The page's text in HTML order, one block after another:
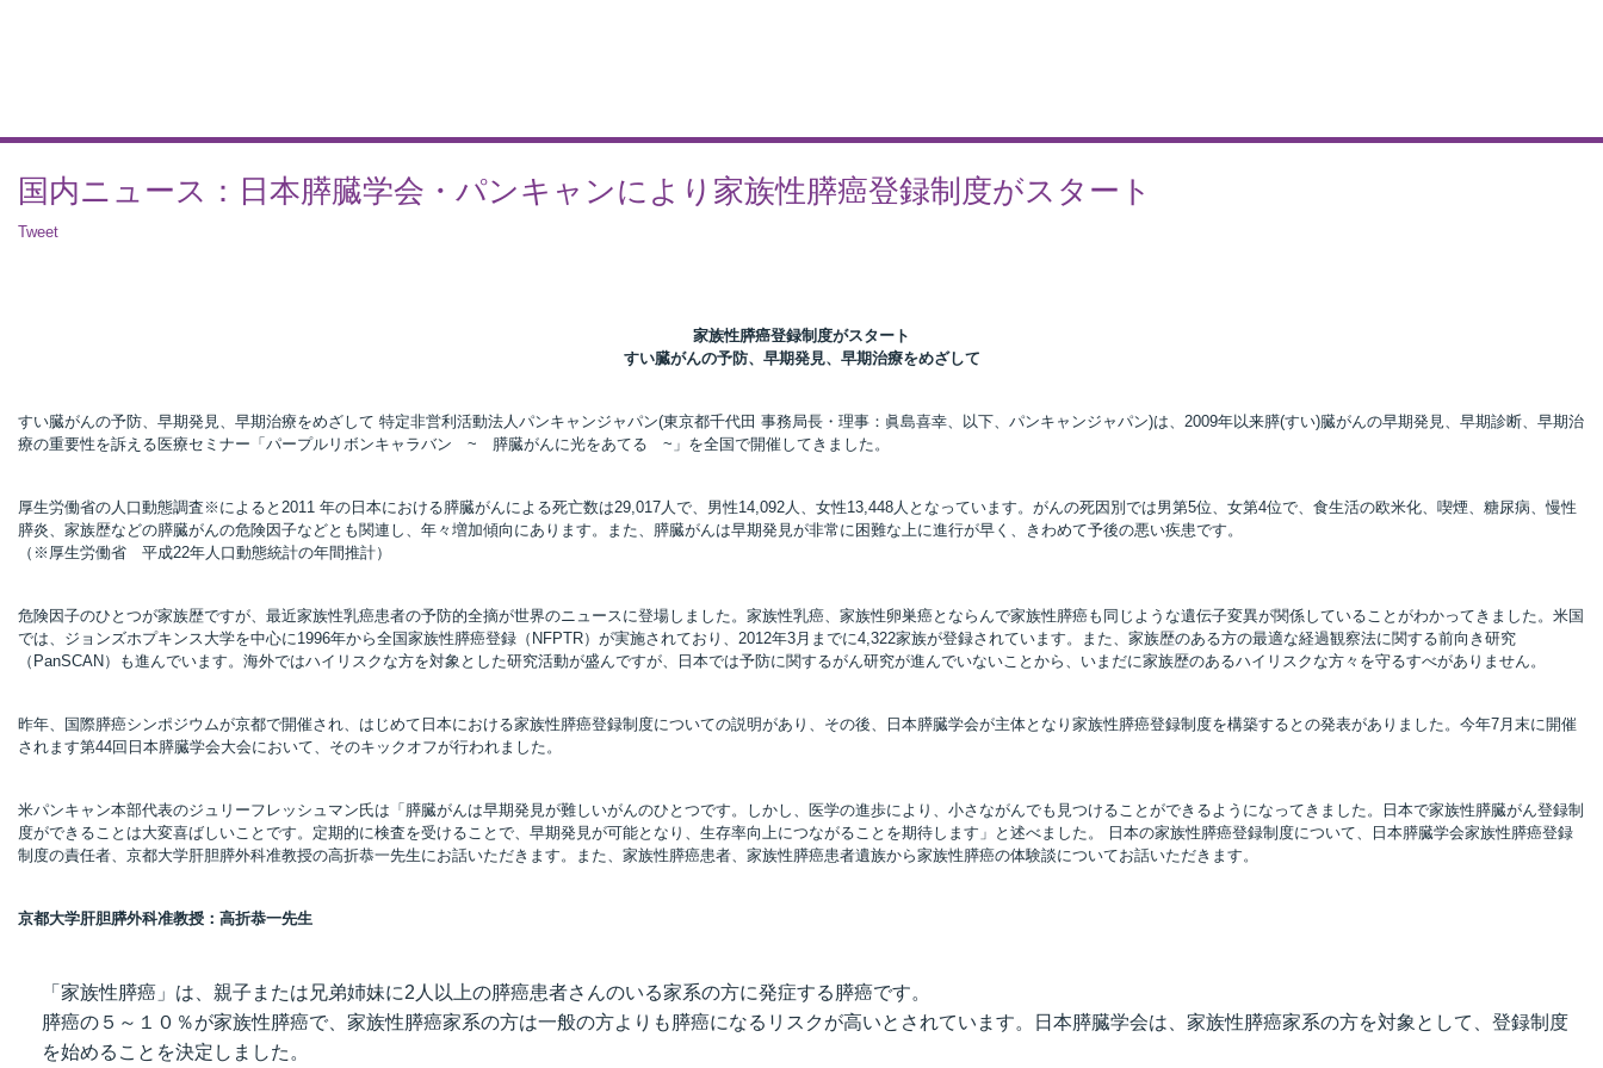
国内ニュース：日本膵臓学会・パンキャンにより家族性膵癌登録制度がスタート
Tweet
家族性膵癌登録制度がスタート
すい臓がんの予防、早期発見、早期治療をめざして
すい臓がんの予防、早期発見、早期治療をめざして 特定非営利活動法人パンキャンジャパン(東京都千代田 事務局長・理事：眞島喜幸、以下、パンキャンジャパン)は、2009年以来膵(すい)臓がんの早期発見、早期診断、早期治
療の重要性を訴える医療セミナー「パープルリボンキャラバン ~ 膵臓がんに光をあてる ~」を全国で開催してきました。
厚生労働省の人口動態調査※によると2011 年の日本における膵臓がんによる死亡数は29,017人で、男性14,092人、女性13,448人となっています。がんの死因別では男第5位、女第4位で、食生活の欧米化、喫煙、糖尿病、慢性
膵炎、家族歴などの膵臓がんの危険因子などとも関連し、年々増加傾向にあります。また、膵臓がんは早期発見が非常に困難な上に進行が早く、きわめて予後の悪い疾患です。
（※厚生労働省 平成22年人口動態統計の年間推計）
危険因子のひとつが家族歴ですが、最近家族性乳癌患者の予防的全摘が世界のニュースに登場しました。家族性乳癌、家族性卵巣癌とならんで家族性膵癌も同じような遺伝子変異が関係していることがわかってきました。米国
では、ジョンズホプキンス大学を中心に1996年から全国家族性膵癌登録（NFPTR）が実施されており、2012年3月までに4,322家族が登録されています。また、家族歴のある方の最適な経過観察法に関する前向き研究
（PanSCAN）も進んでいます。海外ではハイリスクな方を対象とした研究活動が盛んですが、日本では予防に関するがん研究が進んでいないことから、いまだに家族歴のあるハイリスクな方々を守るすべがありません。
昨年、国際膵癌シンポジウムが京都で開催され、はじめて日本における家族性膵癌登録制度についての説明があり、その後、日本膵臓学会が主体となり家族性膵癌登録制度を構築するとの発表がありました。今年7月末に開催
されます第44回日本膵臓学会大会において、そのキックオフが行われました。
米パンキャン本部代表のジュリーフレッシュマン氏は「膵臓がんは早期発見が難しいがんのひとつです。しかし、医学の進歩により、小さながんでも見つけることができるようになってきました。日本で家族性膵臓がん登録制
度ができることは大変喜ばしいことです。定期的に検査を受けることで、早期発見が可能となり、生存率向上につながることを期待します」と述べました。 日本の家族性膵癌登録制度について、日本膵臓学会家族性膵癌登録
制度の責任者、京都大学肝胆膵外科准教授の高折恭一先生にお話いただきます。また、家族性膵癌患者、家族性膵癌患者遺族から家族性膵癌の体験談についてお話いただきます。
京都大学肝胆膵外科准教授：高折恭一先生
「家族性膵癌」は、親子または兄弟姉妹に2人以上の膵癌患者さんのいる家系の方に発症する膵癌です。
膵癌の５～１０％が家族性膵癌で、家族性膵癌家系の方は一般の方よりも膵癌になるリスクが高いとされています。日本膵臓学会は、家族性膵癌家系の方を対象として、登録制度
を始めることを決定しました。